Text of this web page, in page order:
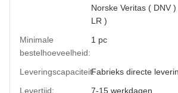
Norske Veritas ( DNV
LR )
Minimale
bestelhoeveelheid:
1 pc
Leveringscapaciteit:Fabrieks directe
Levertijd:
7-15 werkdagen